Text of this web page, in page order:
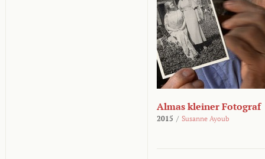
Almas kleiner Fotograf
2015 / Susanne Ayoub